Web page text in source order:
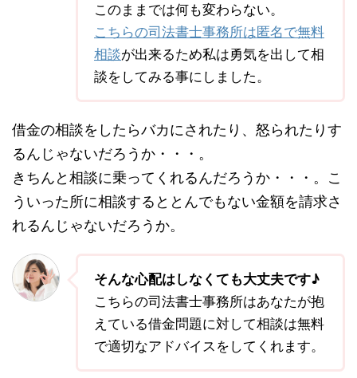
このままでは何も変わらない。
こちらの司法書士事務所は匿名で無料
相談が出来るため私は勇気を出して相
談をしてみる事にしました。
借金の相談をしたらバカにされたり、怒られたりす
るんじゃないだろうか・・・。
きちんと相談に乗ってくれるんだろうか・・・。こ
ういった所に相談するととんでもない金額を請求さ
れるんじゃないだろうか。
そんな心配はしなくても大丈夫です♪
こちらの司法書士事務所はあなたが抱
えている借金問題に対して相談は無料
で適切なアドバイスをしてくれます。